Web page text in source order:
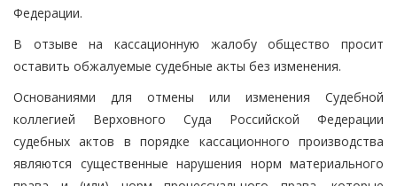
Федерации.
В отзыве на кассационную жалобу общество просит
оставить обжалуемые судебные акты без изменения.
Основаниями для отмены или изменения Судебной
коллегией Верховного Суда Российской Федерации
судебных актов в порядке кассационного производства
являются существенные нарушения норм материального